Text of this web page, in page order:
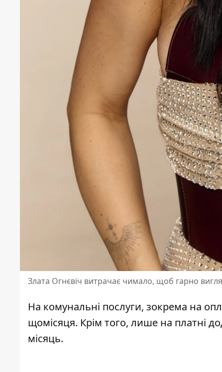
Злата Огнєвіч витрачає чимало, щоб гарно
На комунальні послуги, зокрема на
щомісяця. Крім того, лише на платні
місяць.